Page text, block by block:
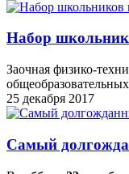
Набор
Заочная физико-
25 декабря 2017
Самый